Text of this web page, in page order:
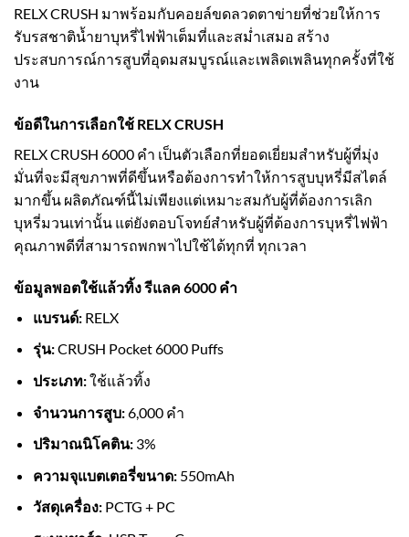
RELX CRUSH มาพร้อมกับคอยล์ขดลวดตาข่ายที่ช่วยให้การ
รับรสชาติน้ำยาบุหรี่ไฟฟ้าเต็มที่และสม่ำเสมอ สร้าง
ประสบการณ์การสูบที่อุดมสมบูรณ์และเพลิดเพลินทุกครั้งที่ใช้
งาน
ข้อดีในการเลือกใช้ RELX CRUSH
RELX CRUSH 6000 คำ เป็นตัวเลือกที่ยอดเยี่ยมสำหรับผู้ที่มุ่ง
มั่นที่จะมีสุขภาพที่ดีขึ้นหรือต้องการทำให้การสูบบุหรี่มีสไตล์
มากขึ้น ผลิตภัณฑ์นี้ไม่เพียงแต่เหมาะสมกับผู้ที่ต้องการเลิก
บุหรี่มวนเท่านั้น แต่ยังตอบโจทย์สำหรับผู้ที่ต้องการบุหรี่ไฟฟ้า
คุณภาพดีที่สามารถพกพาไปใช้ได้ทุกที่ ทุกเวลา
ข้อมูลพอตใช้แล้วทิ้ง รีแลค 6000 คำ
แบรนด์:RELX
รุ่น:CRUSH Pocket 6000 Puffs
ประเภท:ใช้แล้วทิ้ง
จำนวนการสูบ:6,000 คำ
ปริมาณนิโคติน:3%
ความจุแบตเตอรี่ขนาด:550mAh
วัสดุเครื่อง:PCTG + PC